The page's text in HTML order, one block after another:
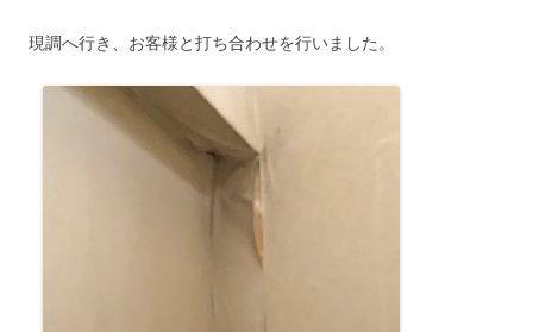
現調へ行き、お客様と打ち合わせを行いました。